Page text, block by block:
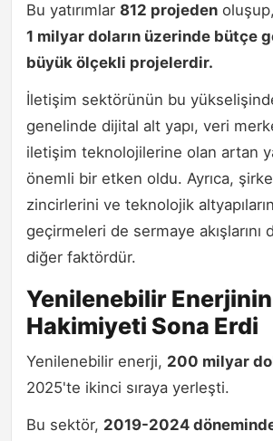
Bu yatırımlar 812 projeden
1 milyar doların üzerinde bütçe
büyük ölçekli projelerdir.
İletişim sektörünün bu
genelinde dijital alt yapı, veri
iletişim teknolojilerine olan artan
önemli bir etken oldu. Ayrıca,
zincirlerini ve teknolojik
geçirmeleri de sermaye
diğer faktördür.
Yenilenebilir Enerjinin
Hakimiyeti Sona Erdi
Yenilenebilir enerji, 200 milyar
2025'te ikinci sıraya yerleşti.
Bu sektör, 2019-2024